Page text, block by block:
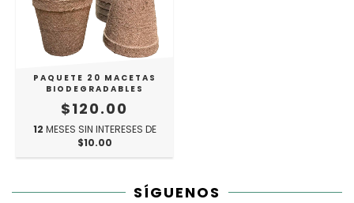
PAQUETE 20 MACETAS
BIODEGRADABLES
$120.00
12 MESES SIN INTERESES DE
$10.00
SÍGUENOS